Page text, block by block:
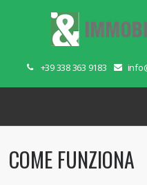
+39 338 363 9183
COME FUNZIONA